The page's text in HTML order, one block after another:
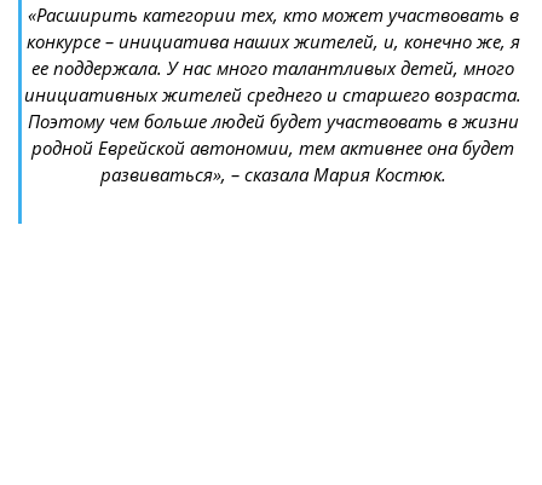
«Расширить категории тех, кто может участвовать в
конкурсе – инициатива наших жителей, и, конечно же, я
ее поддержала. У нас много талантливых детей, много
инициативных жителей среднего и старшего возраста.
Поэтому чем больше людей будет участвовать в жизни
родной Еврейской автономии, тем активнее она будет
развиваться», – сказала Мария Костюк.